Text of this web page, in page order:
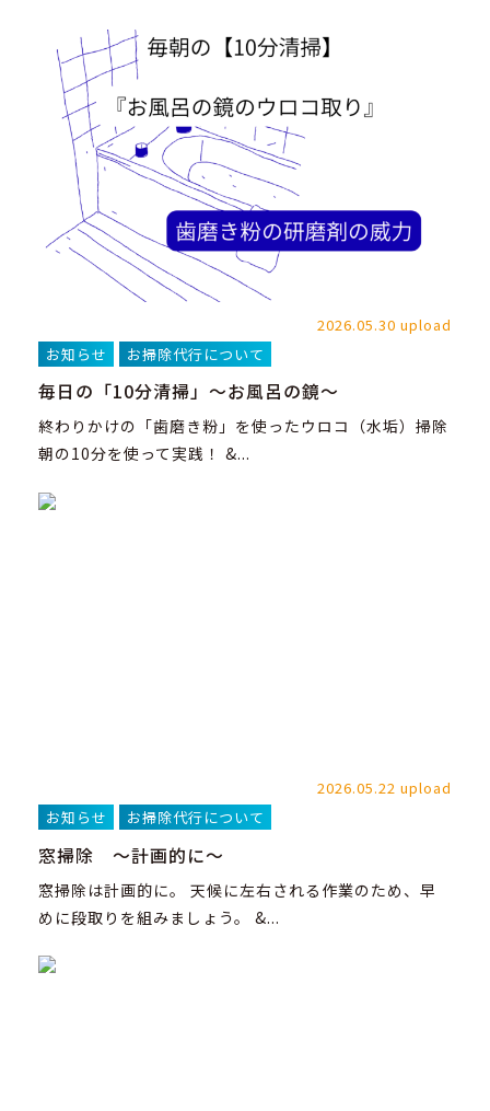
2026.05.30 upload
お知らせ
お掃除代行について
毎日の「10分清掃」～お風呂の鏡～
終わりかけの「歯磨き粉」を使ったウロコ（水垢）掃除
朝の10分を使って実践！ &...
2026.05.22 upload
お知らせ
お掃除代行について
窓掃除 ～計画的に～
窓掃除は計画的に。 天候に左右される作業のため、早
めに段取りを組みましょう。 &...